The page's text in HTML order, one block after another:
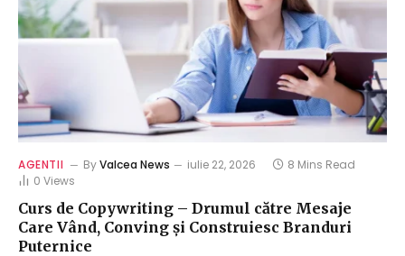
AGENTII ByValcea News iulie 22, 2026
8 Mins Read
0 Views
Curs de Copywriting – Drumul către Mesaje
Care Vând, Conving și Construiesc Branduri
Puternice